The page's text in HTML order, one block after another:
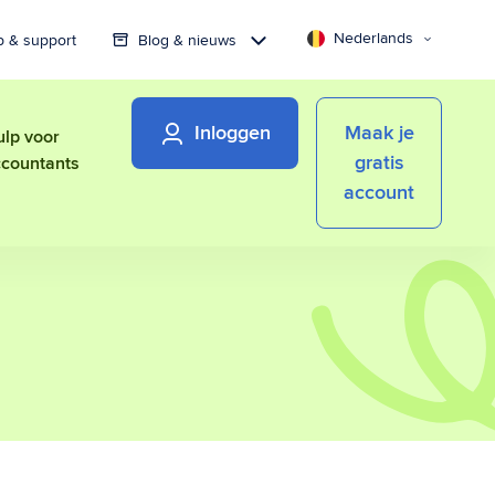
& support Blog & nieuws Nederlands
voor
Inloggen
Maak je
gratis
account